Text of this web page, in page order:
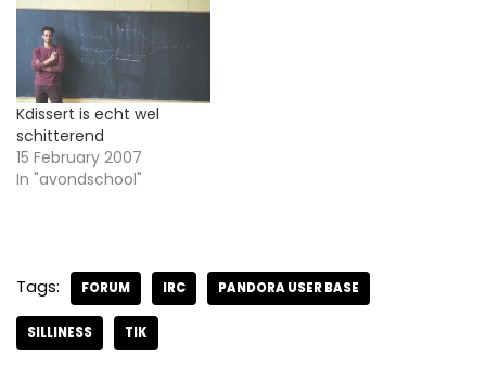
Kdissert is echt wel
schitterend
15 February 2007
In "avondschool"
Tags: FORUM IRC PANDORA USER BASE
SILLINESS TIK